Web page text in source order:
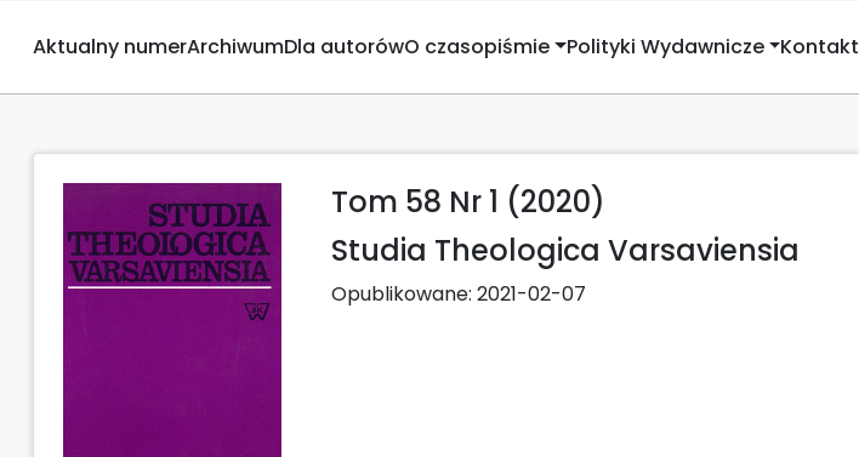
Aktualny numerArchiwumDla autorówO czasopiśmie Polityki Wydawnicze Kontakt
Tom 58 Nr 1 (2020)
Studia Theologica Varsaviensia
Opublikowane: 2021-02-07